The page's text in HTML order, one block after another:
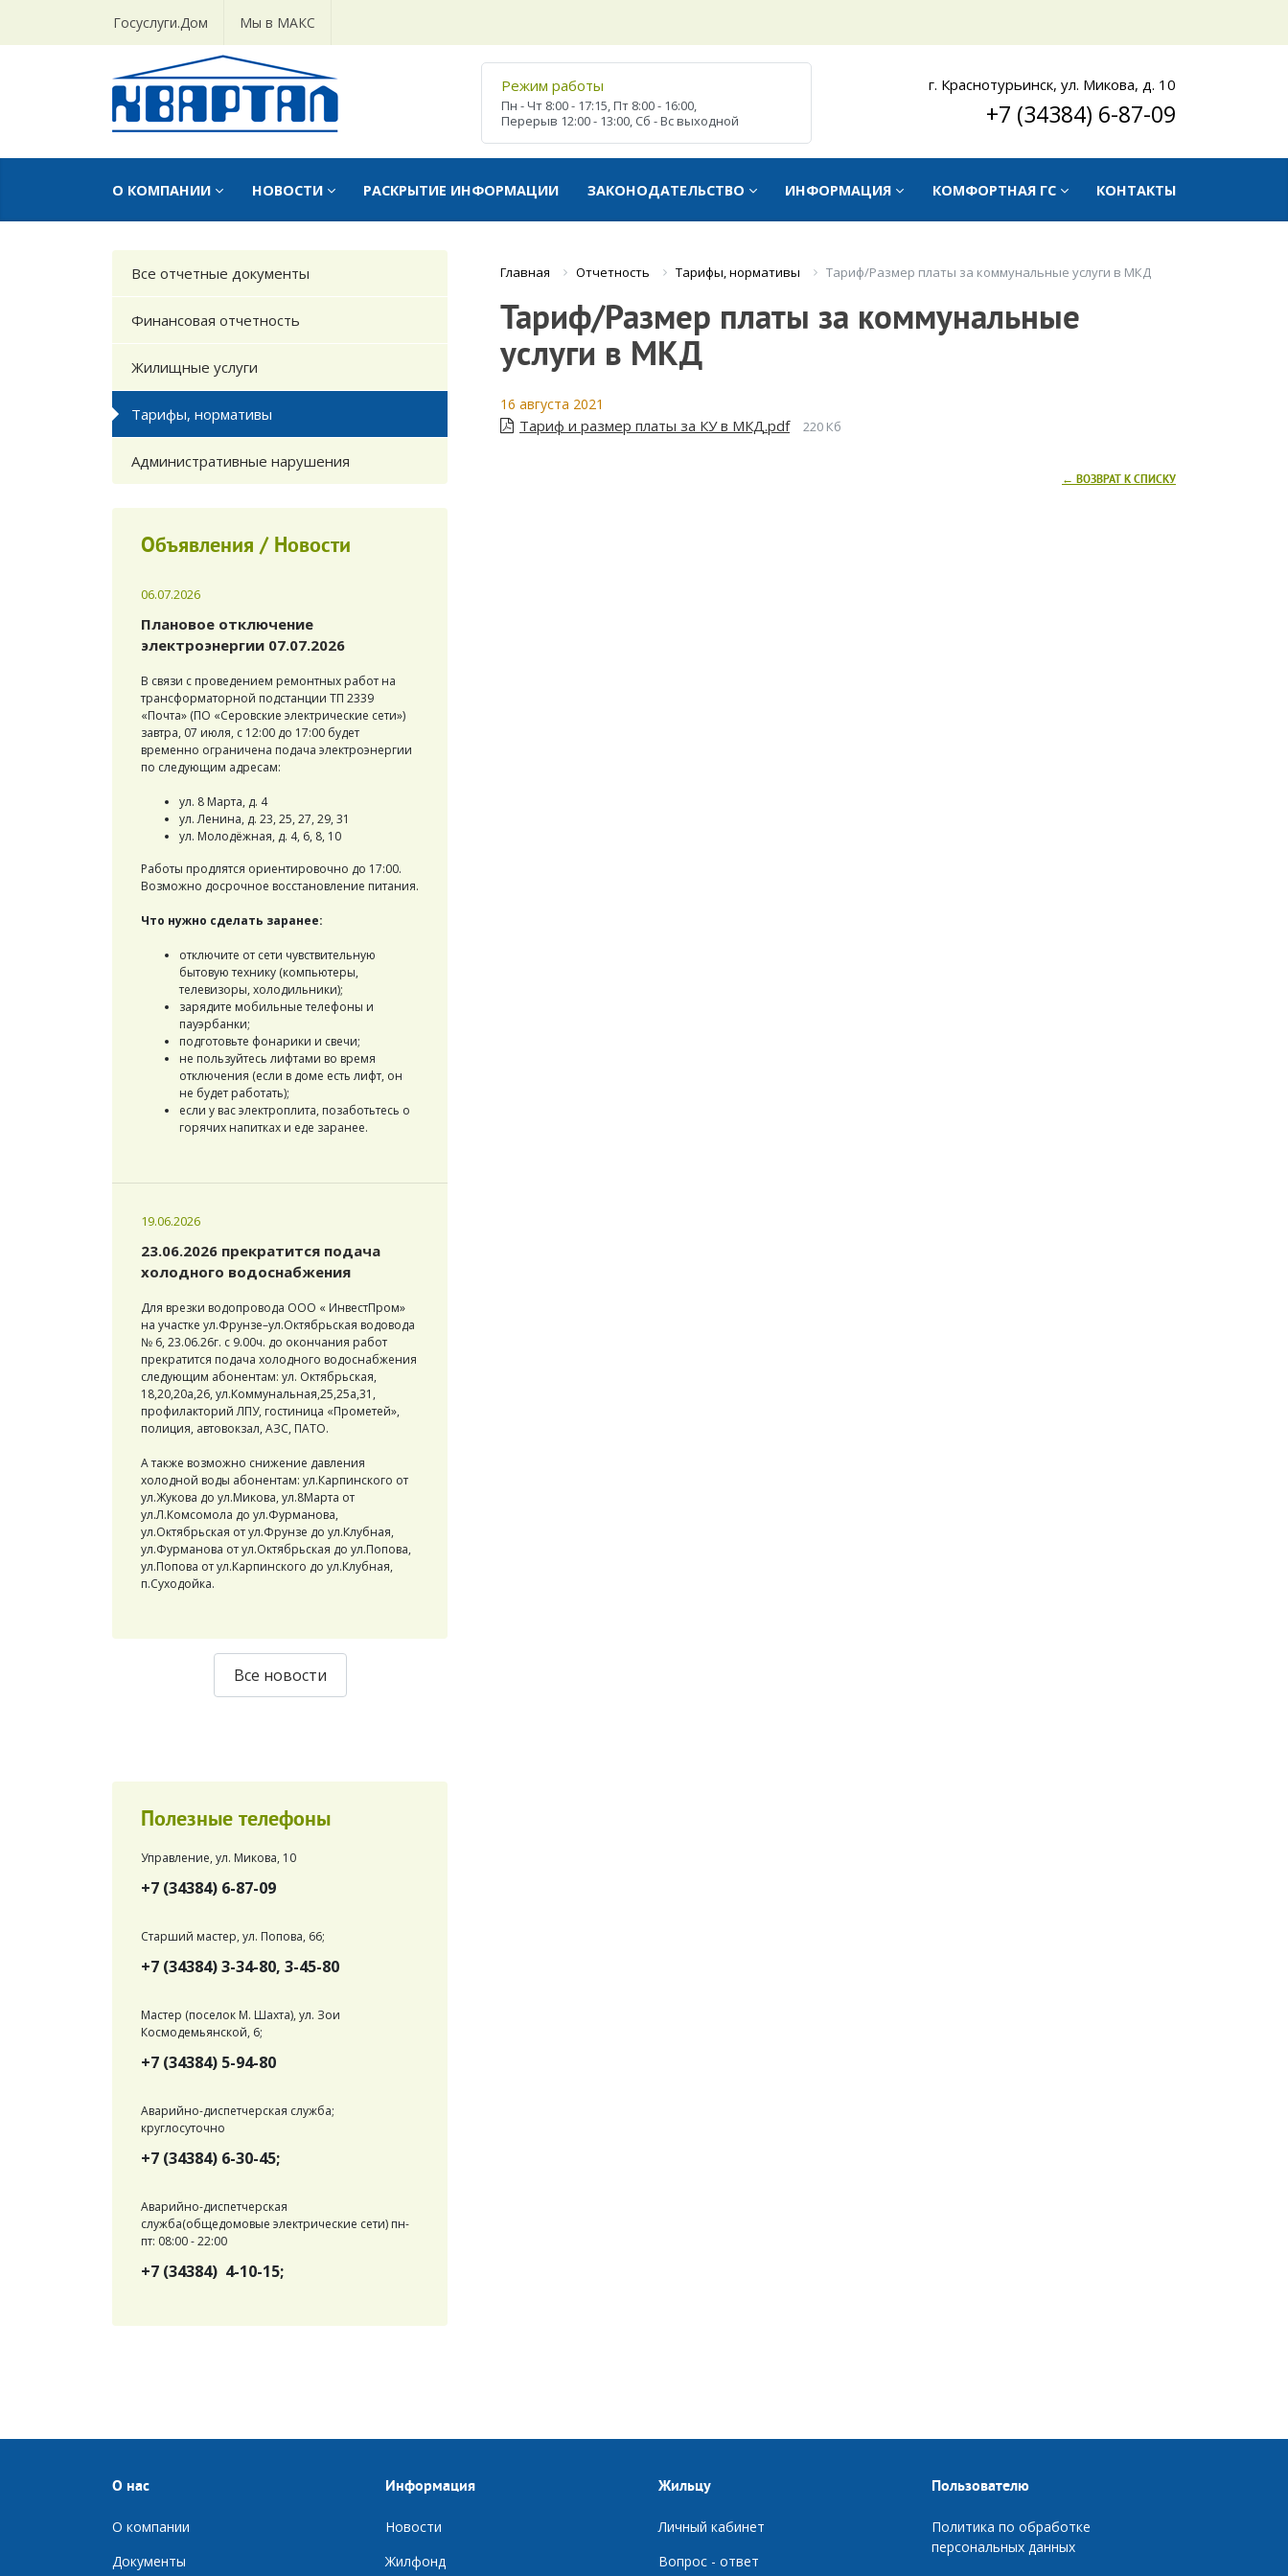
Госуслуги.Дом Мы в МАКС
Режим работы
Пн - Чт 8:00 - 17:15, Пт 8:00 - 16:00,
Перерыв 12:00 - 13:00, Сб - Всвыходной
г. Краснотурьинск, ул. Микова, д. 10
+7 (34384) 6-87-09
О КОМПАНИИ НОВОСТИ РАСКРЫТИЕ ИНФОРМАЦИИ ЗАКОНОДАТЕЛЬСТВО ИНФОРМАЦИЯ КОМФОРТНАЯ ГС КОНТАКТЫ
Главная Отчетность Тарифы, нормативы Тариф/Размер платы за коммунальные услуги в МКД
Тариф/Размер платы за коммунальные
услуги в МКД
16 августа 2021
Тариф и размер платы за КУ в МКД.pdf 220 Кб
← ВОЗВРАТ К СПИСКУ
Все отчетные документы
Финансовая отчетность
Жилищные услуги
Тарифы, нормативы
Административные нарушения
Объявления / Новости
06.07.2026
Плановое отключение
электроэнергии 07.07.2026
В связи с проведением ремонтных работ на
трансформаторной подстанции ТП 2339
«Почта» (ПО «Серовские электрические сети»)
завтра, 07 июля, с 12:00 до 17:00 будет
временно ограничена подача электроэнергии
по следующим адресам:
ул. 8 Марта, д. 4
ул. Ленина, д. 23, 25, 27, 29, 31
ул. Молодёжная, д. 4, 6, 8, 10
Работы продлятся ориентировочно до 17:00.
Возможно досрочное восстановление питания.
Что нужно сделать заранее:
отключите от сети чувствительную
бытовую технику (компьютеры,
телевизоры, холодильники);
зарядите мобильные телефоны и
пауэрбанки;
подготовьте фонарики и свечи;
не пользуйтесь лифтами во время
отключения (если в доме есть лифт, он
не будет работать);
если у вас электроплита, позаботьтесь о
горячих напитках и еде заранее.
19.06.2026
23.06.2026 прекратится подача
холодного водоснабжения
Для врезки водопровода ООО « ИнвестПром»
на участке ул.Фрунзе–ул.Октябрьская водовода
№ 6, 23.06.26г. с 9.00ч. до окончания работ
прекратится подача холодного водоснабжения
следующим абонентам: ул. Октябрьская,
18,20,20а,26, ул.Коммунальная,25,25а,31,
профилакторий ЛПУ, гостиница «Прометей»,
полиция, автовокзал, АЗС, ПАТО.
А также возможно снижение давления
холодной воды абонентам: ул.Карпинского от
ул.Жукова до ул.Микова, ул.8Марта от
ул.Л.Комсомола до ул.Фурманова,
ул.Октябрьская от ул.Фрунзе до ул.Клубная,
ул.Фурманова от ул.Октябрьская до ул.Попова,
ул.Попова от ул.Карпинского до ул.Клубная,
п.Суходойка.
Все новости
Полезные телефоны
Управление, ул. Микова, 10
+7 (34384) 6-87-09
Старший мастер, ул. Попова, 66;
+7 (34384) 3-34-80, 3-45-80
Мастер (поселок М. Шахта), ул. Зои
Космодемьянской, 6;
+7 (34384) 5-94-80
Аварийно-диспетчерская служба;
круглосуточно
+7 (34384) 6-30-45;
Аварийно-диспетчерская
служба(общедомовые электрические сети) пн-
пт: 08:00 - 22:00
+7 (34384) 4-10-15;
О нас
О компании
Документы
Информация
Новости
Жилфонд
Жильцу
Личный кабинет
Вопрос - ответ
Пользователю
Политика по обработке
персональных данных